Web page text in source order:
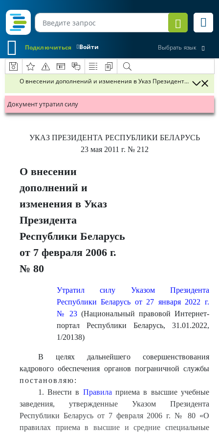
Войти
Подключиться Выбрать язык
О внесении дополнений и изменения в Указ Президента
Документ утратил силу
УКАЗ ПРЕЗИДЕНТА РЕСПУБЛИКИ БЕЛАРУСЬ
23 мая 2011 г. № 212
О внесении
дополнений и
изменения в Указ
Президента
Республики Беларусь
от 7 февраля 2006 г.
№ 80
Утратил силу Указом Президента
Республики Беларусь от 27 января 2022 г.
№ 23 (Национальный правовой Интернет-
портал Республики Беларусь, 31.01.2022,
1/20138)
В целях дальнейшего совершенствования
кадрового обеспечения органов пограничной службы
постановляю:
1. Внести в Правила приема в высшие учебные
заведения, утвержденные Указом Президента
Республики Беларусь от 7 февраля 2006 г. № 80 «О
правилах приема в высшие и средние специальные